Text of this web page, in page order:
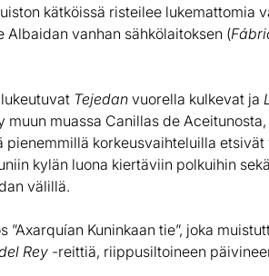
kätköissä risteilee lukemattomia
Albaidan vanhan sähkölaitoksen (
Tejedan vuorella kulkevat ja
muassa Canillas de Aceitunosta,
korkeusvaihteluilla
kylän luona kiertäviin polkuihin sekä
välillä.
Kuninkaan tie”, joka
Rey -reittiä, riippusiltoineen